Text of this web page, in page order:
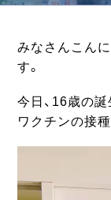
みなさんこん
す。
今日、16歳の
ワクチンの接
画